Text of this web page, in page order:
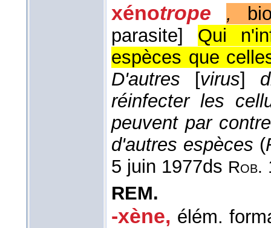
xénotrope ,
parasite]
Qui
espèces que
D'autres [virus]
réinfecter les
peuvent par
d'autres espèces (
5 juin 1977ds Rob.
REM.
-xène, élém.